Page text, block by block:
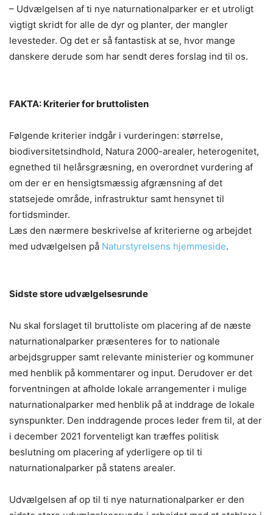
– Udvælgelsen af ti nye naturnationalparker er et utroligt
vigtigt skridt for alle de dyr og planter, der mangler
levesteder. Og det er så fantastisk at se, hvor mange
danskere derude som har sendt deres forslag ind til os.
FAKTA: Kriterier for bruttolisten
Følgende kriterier indgår i vurderingen: størrelse,
biodiversitetsindhold, Natura 2000-arealer, heterogenitet,
egnethed til helårsgræsning, en overordnet vurdering af
om der er en hensigtsmæssig afgrænsning af det
statsejede område, infrastruktur samt hensynet til
fortidsminder.
Læs den nærmere beskrivelse af kriterierne og arbejdet
med udvælgelsen på Naturstyrelsens hjemmeside.
Sidste store udvælgelsesrunde
Nu skal forslaget til bruttoliste om placering af de næste
naturnationalparker præsenteres for to nationale
arbejdsgrupper samt relevante ministerier og kommuner
med henblik på kommentarer og input. Derudover er det
forventningen at afholde lokale arrangementer i mulige
naturnationalparker med henblik på at inddrage de lokale
synspunkter. Den inddragende proces leder frem til, at der
i december 2021 forventeligt kan træffes politisk
beslutning om placering af yderligere op til ti
naturnationalparker på statens arealer.
Udvælgelsen af op til ti nye naturnationalparker er den